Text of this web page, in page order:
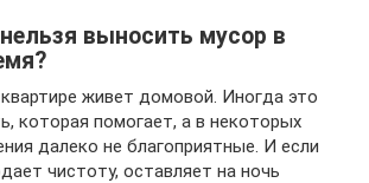
выносить мусор в
живет домовой. Иногда это
которая помогает, а в некоторых
далеко не благоприятные. И если
чистоту, оставляет на ночь